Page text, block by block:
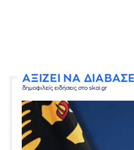
ΑΞΙΖΕΙ ΝΑ
δημοφιλείς ειδήσεις στο skai.gr